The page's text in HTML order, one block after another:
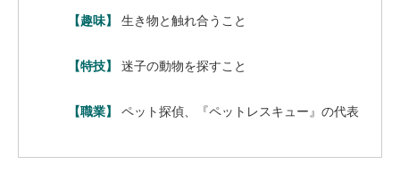
【趣味】 生き物と触れ合うこと
【特技】 迷子の動物を探すこと
【職業】 ペット探偵、『ペットレスキュー』の代表